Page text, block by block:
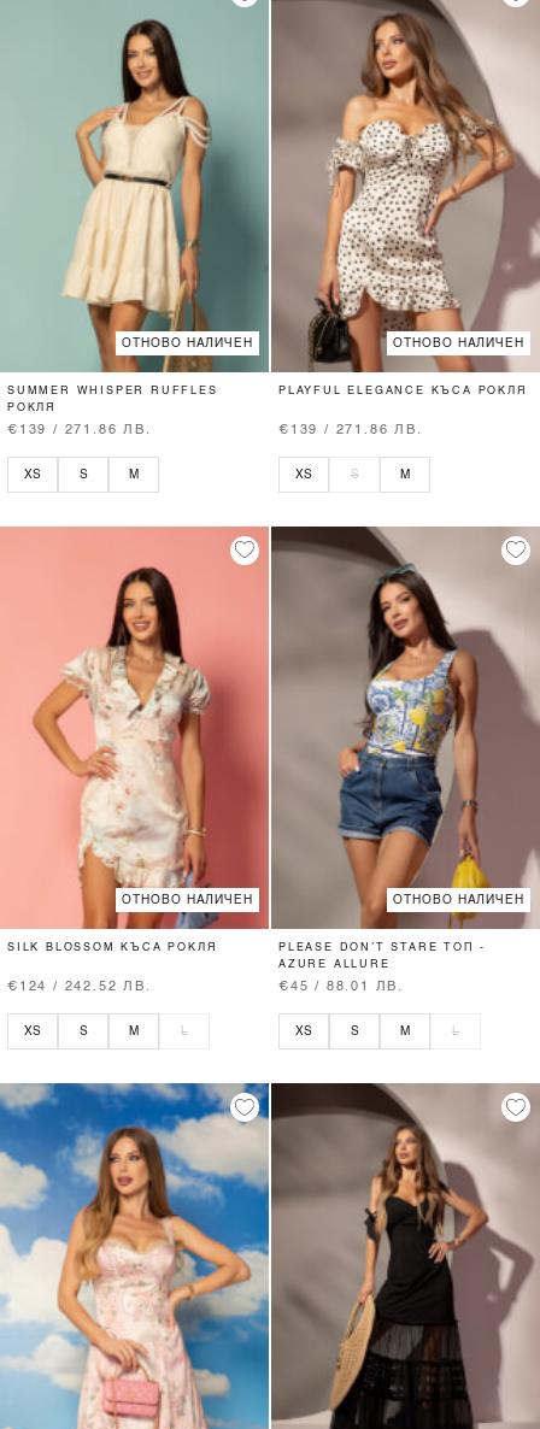
ОТНОВО НАЛИЧЕН
SUMMER WHISPER RUFFLES
РОКЛЯ
€139 / 271.86 ЛВ.
XS S M
ОТНОВО НАЛИЧЕН
PLAYFUL ELEGANCE КЪСА РОКЛЯ
€139 / 271.86 ЛВ.
XS S M
ОТНОВО НАЛИЧЕН
SILK BLOSSOM КЪСА РОКЛЯ
€124 / 242.52 ЛВ.
XS S M L
ОТНОВО НАЛИЧЕН
PLEASE DON’T STARE ТОП -
AZURE ALLURE
€45 / 88.01 ЛВ.
XS S M L